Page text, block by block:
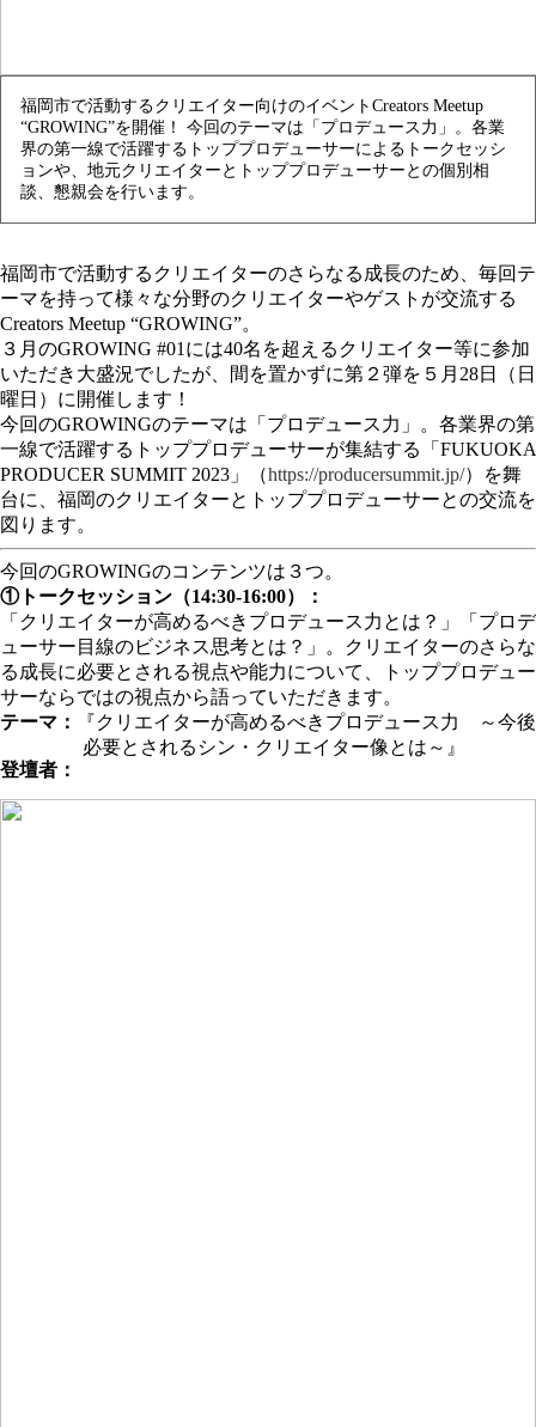
福岡市で活動するクリエイター向けのイベントCreators Meetup
“GROWING”を開催！ 今回のテーマは「プロデュース力」。各業
界の第一線で活躍するトッププロデューサーによるトークセッシ
ョンや、地元クリエイターとトッププロデューサーとの個別相
談、懇親会を行います。
福岡市で活動するクリエイターのさらなる成長のため、毎回テ
ーマを持って様々な分野のクリエイターやゲストが交流する
Creators Meetup “GROWING”。
３月のGROWING #01には40名を超えるクリエイター等に参加
いただき大盛況でしたが、間を置かずに第２弾を５月28日（日
曜日）に開催します！
今回のGROWINGのテーマは「プロデュース力」。各業界の第
一線で活躍するトッププロデューサーが集結する「FUKUOKA
PRODUCER SUMMIT 2023」（https://producersummit.jp/）を舞
台に、福岡のクリエイターとトッププロデューサーとの交流を
図ります。
今回のGROWINGのコンテンツは３つ。
①トークセッション（14:30-16:00）：
「クリエイターが高めるべきプロデュース力とは？」「プロデ
ューサー目線のビジネス思考とは？」。クリエイターのさらな
る成長に必要とされる視点や能力について、トッププロデュー
サーならではの視点から語っていただきます。
テーマ：
『クリエイターが高めるべきプロデュース力 ～今後
必要とされるシン・クリエイター像とは～』
登壇者：